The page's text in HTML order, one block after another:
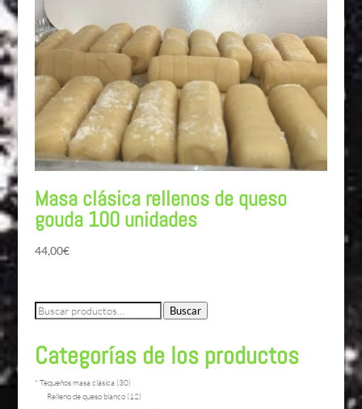
Masa clásica rellenos de queso
gouda 100 unidades
44,00€
Buscar
por:
Buscar
Categorías de los productos
* Tequeños masa clásica (30)
Relleno de queso blanco (12)